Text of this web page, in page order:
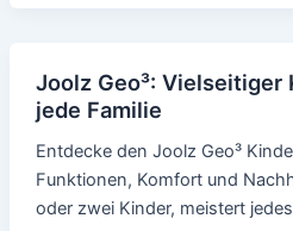
Joolz Geo³: Vielseitiger
jede Familie
Entdecke den Joolz Geo³
Funktionen, Komfort und
oder zwei Kinder, meistert